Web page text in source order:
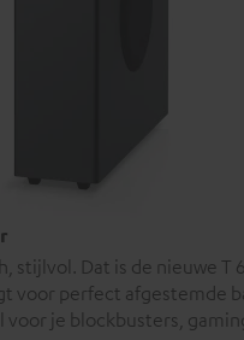
stijlvol. Dat is de nieuwe T
voor perfect afgestemde
voor je blockbusters,